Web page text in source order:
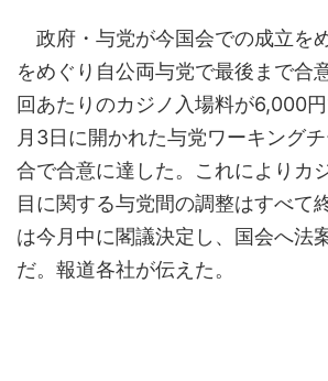
政府・与党が今国会での成立を
をめぐり自公両与党で最後まで合
回あたりのカジノ入場料が6,000
月3日に開かれた与党ワーキング
合で合意に達した。これによりカ
目に関する与党間の調整はすべて
は今月中に閣議決定し、国会へ法
だ。報道各社が伝えた。